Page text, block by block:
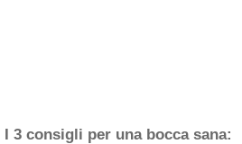
I 3 consigli per una bocca sana: